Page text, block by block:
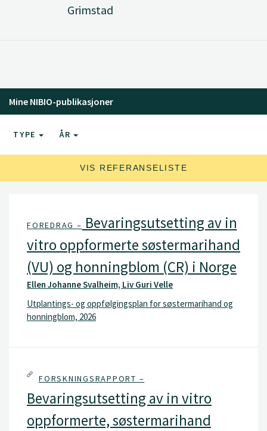
Grimstad
Mine NIBIO-publikasjoner
TYPE ÅR
VIS REFERANSELISTE
FOREDRAG – Bevaringsutsetting av in
vitro oppformerte søstermarihand
(VU) og honningblom (CR) i Norge
Ellen Johanne Svalheim, Liv Guri Velle
Utplantings- og oppfølgingsplan for søstermarihand og
honningblom, 2026
FORSKNINGSRAPPORT –
Bevaringsutsetting av in vitro
oppformerte, søstermarihand